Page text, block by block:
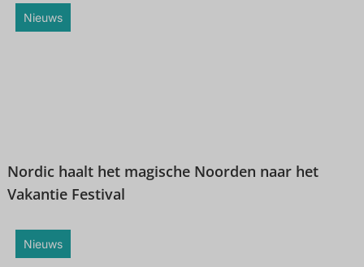
Nieuws
Nordic haalt het magische Noorden naar het
Vakantie Festival
Nieuws